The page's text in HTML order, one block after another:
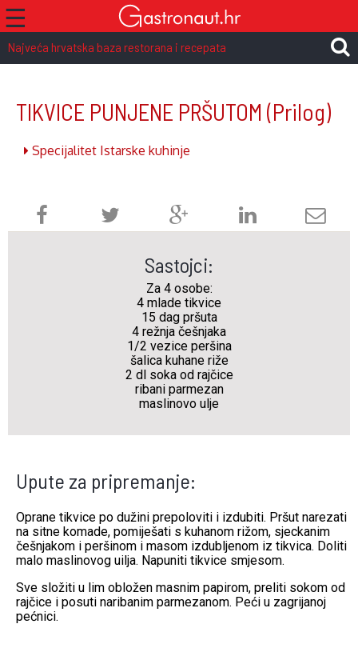
☰
Najveća hrvatska baza restorana i recepata
TIKVICE PUNJENE PRŠUTOM (Prilog)
Specijalitet Istarske kuhinje
Sastojci:
Za 4 osobe:
4 mlade tikvice
15 dag pršuta
4 režnja češnjaka
1/2 vezice peršina
šalica kuhane riže
2 dl soka od rajčice
ribani parmezan
maslinovo ulje
Upute za pripremanje:
Oprane tikvice po dužini prepoloviti i izdubiti. Pršut narezati
na sitne komade, pomiješati s kuhanom rižom, sjeckanim
češnjakom i peršinom i masom izdubljenom iz tikvica. Doliti
malo maslinovog uilja. Napuniti tikvice smjesom.
Sve složiti u lim obložen masnim papirom, preliti sokom od
rajčice i posuti naribanim parmezanom. Peći u zagrijanoj
pećnici.